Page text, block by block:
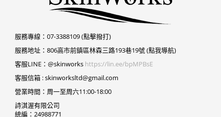
服務專線： 07-3388109 (點擊撥打)
服務地址： 806高市前鎮區林森三路193巷19號 (點我導航)
客服LINE：@skinworks https://lin.ee/bpMPBsE
客服信箱 :skinworksltd@gmail.com
營業時間：周一至周六11:00-18:00
詩淇渥有限公司
統編：24988771